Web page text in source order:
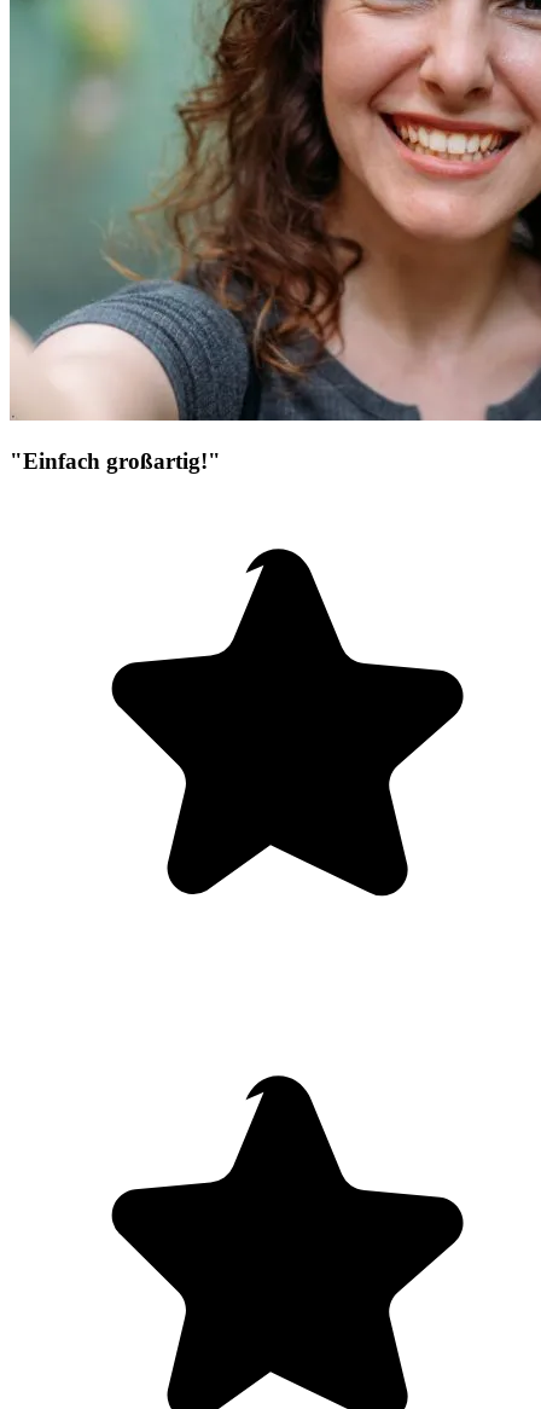
"Einfach großartig!"